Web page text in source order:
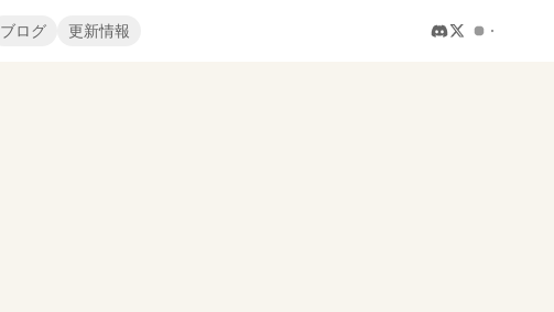
ブログ 更新情報